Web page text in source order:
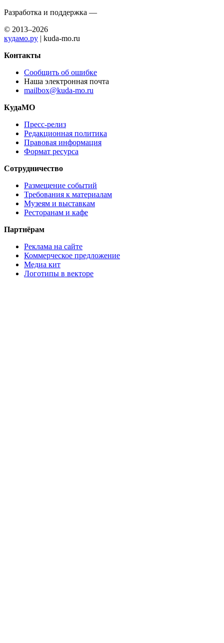
Разработка и поддержка —
© 2013–2026
кудамо.ру | kuda-mo.ru
Контакты
Сообщить об ошибке
Наша электронная почта
mailbox@kuda-mo.ru
КудаМО
Пресс-релиз
Редакционная политика
Правовая информация
Формат ресурса
Сотрудничество
Размещение событий
Требования к материалам
Музеям и выставкам
Ресторанам и кафе
Партнёрам
Реклама на сайте
Коммерческое предложение
Медиа кит
Логотипы в векторе